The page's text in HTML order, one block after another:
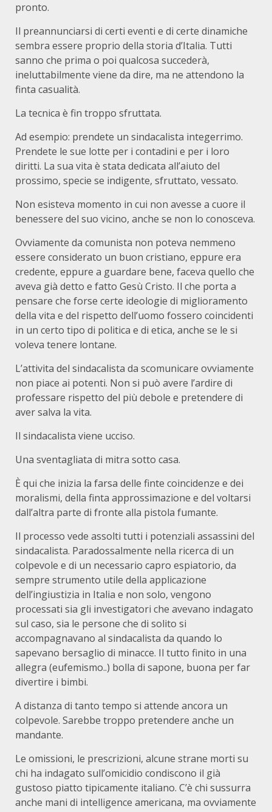
pronto.
Il preannunciarsi di certi eventi e di certe dinamiche
sembra essere proprio della storia d’Italia. Tutti
sanno che prima o poi qualcosa succederà,
ineluttabilmente viene da dire, ma ne attendono la
finta casualità.
La tecnica è fin troppo sfruttata.
Ad esempio: prendete un sindacalista integerrimo.
Prendete le sue lotte per i contadini e per i loro
diritti. La sua vita è stata dedicata all’aiuto del
prossimo, specie se indigente, sfruttato, vessato.
Non esisteva momento in cui non avesse a cuore il
benessere del suo vicino, anche se non lo conosceva.
Ovviamente da comunista non poteva nemmeno
essere considerato un buon cristiano, eppure era
credente, eppure a guardare bene, faceva quello che
aveva già detto e fatto Gesù Cristo. Il che porta a
pensare che forse certe ideologie di miglioramento
della vita e del rispetto dell’uomo fossero coincidenti
in un certo tipo di politica e di etica, anche se le si
voleva tenere lontane.
L’attivita del sindacalista da scomunicare ovviamente
non piace ai potenti. Non si può avere l’ardire di
professare rispetto del più debole e pretendere di
aver salva la vita.
Il sindacalista viene ucciso.
Una sventagliata di mitra sotto casa.
È qui che inizia la farsa delle finte coincidenze e dei
moralismi, della finta approssimazione e del voltarsi
dall’altra parte di fronte alla pistola fumante.
Il processo vede assolti tutti i potenziali assassini del
sindacalista. Paradossalmente nella ricerca di un
colpevole e di un necessario capro espiatorio, da
sempre strumento utile della applicazione
dell’ingiustizia in Italia e non solo, vengono
processati sia gli investigatori che avevano indagato
sul caso, sia le persone che di solito si
accompagnavano al sindacalista da quando lo
sapevano bersaglio di minacce. Il tutto finito in una
allegra (eufemismo..) bolla di sapone, buona per far
divertire i bimbi.
A distanza di tanto tempo si attende ancora un
colpevole. Sarebbe troppo pretendere anche un
mandante.
Le omissioni, le prescrizioni, alcune strane morti su
chi ha indagato sull’omicidio condiscono il già
gustoso piatto tipicamente italiano. C’è chi sussurra
anche mani di intelligence americana, ma ovviamente